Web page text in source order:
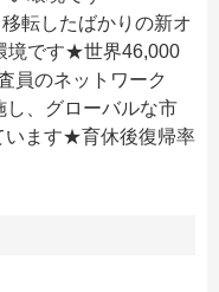
転したばかりの新オ
境です★世界46,000
員のネットワーク
し、グローバルな市
います★育休後復帰率